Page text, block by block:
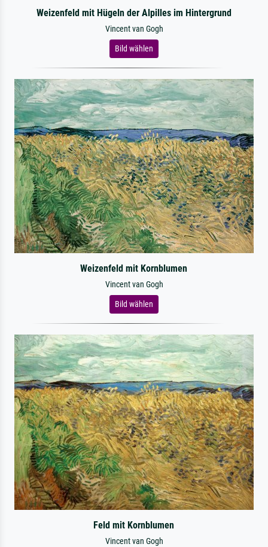
Weizenfeld mit Hügeln der Alpilles im Hintergrund
Vincent van Gogh
Bild wählen
Weizenfeld mit Kornblumen
Vincent van Gogh
Bild wählen
Feld mit Kornblumen
Vincent van Gogh